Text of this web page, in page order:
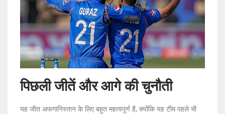
पिछली जीतें और आगे की चुनौती
यह जीत अफगानिस्तान के लिए बहुत महत्वपूर्ण है, क्योंकि यह टीम पहले भी